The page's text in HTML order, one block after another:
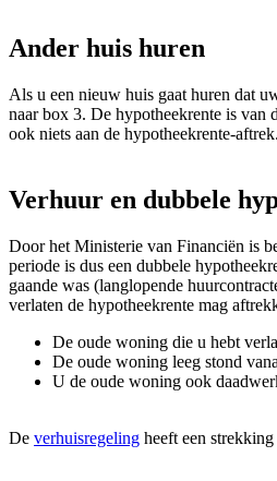
Ander huis huren
Als u een nieuw huis gaat huren dat
naar box 3. De hypotheekrente is van
ook niets aan de hypotheekrente-aftrek.
Verhuur en dubbele
Door het Ministerie van Financiën is
periode is dus een dubbele
gaande was (langlopende
verlaten de hypotheekrente mag
De oude woning die u hebt
De oude woning leeg stond
U de oude woning ook
De verhuisregeling heeft een